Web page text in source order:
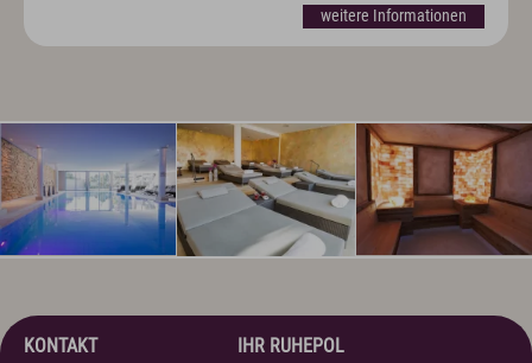
weitere Informationen
KONTAKT
IHR RUHEPOL